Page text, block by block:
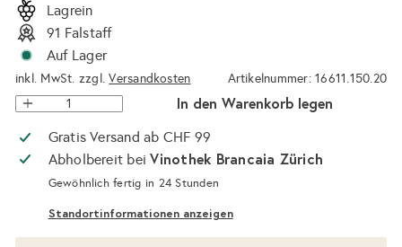
Lagrein
91 Falstaff
Auf Lager
inkl. MwSt. zzgl.Versandkosten Artikelnummer: 16611.150.20
In den Warenkorb legen
Gratis Versand ab CHF 99
Abholbereit beiVinothek Brancaia Zürich
Gewöhnlich fertig in 24 Stunden
Standortinformationen anzeigen